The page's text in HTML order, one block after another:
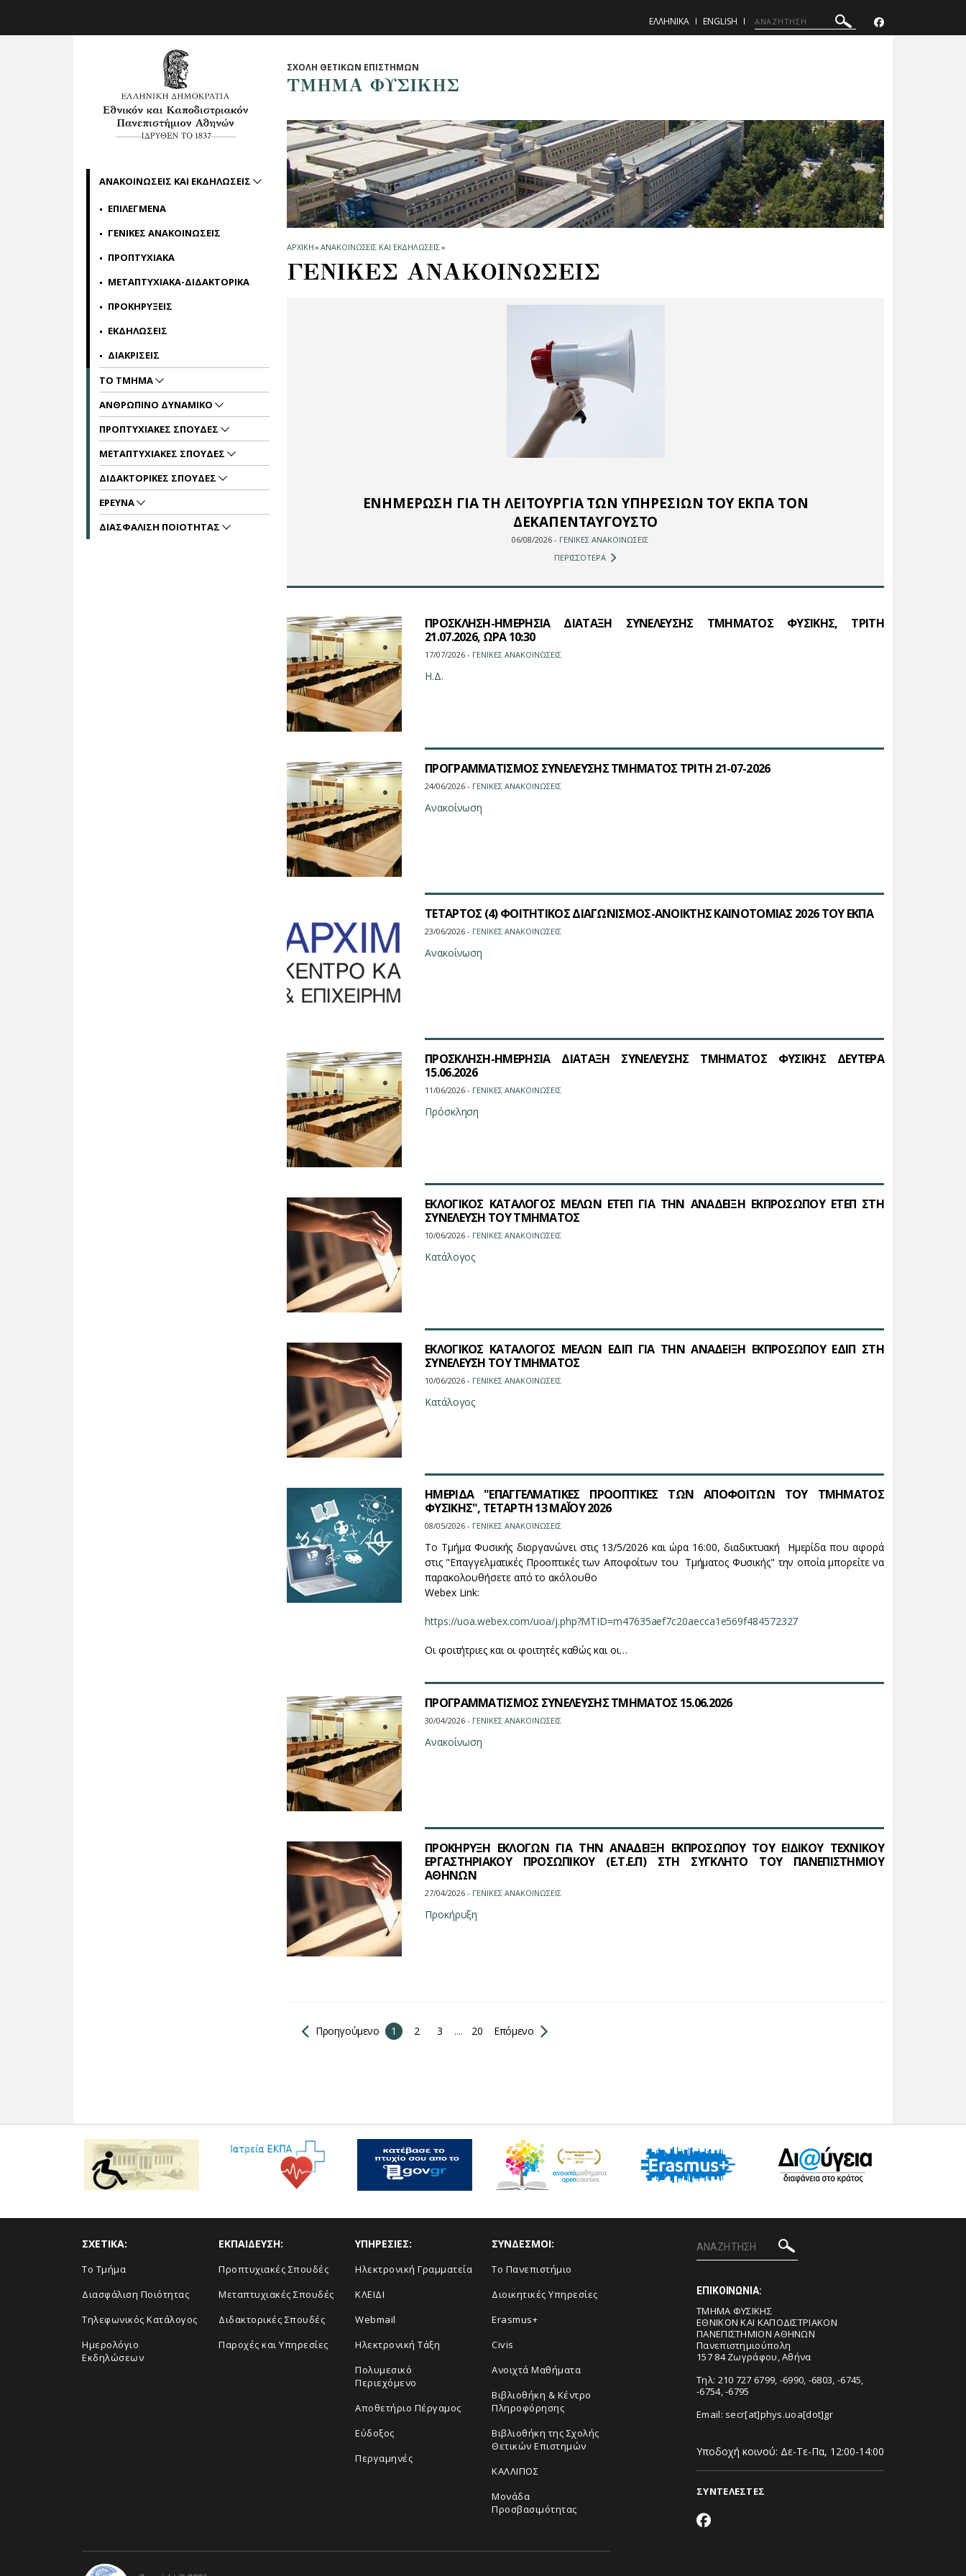
ΕΛΛΗΝΙΚΑ ENGLISH
ΣΧΟΛΗ ΘΕΤΙΚΩΝ ΕΠΙΣΤΗΜΩΝ
ΤΜΗΜΑ ΦΥΣΙΚΗΣ
ΑΡΧΙΚΗ» ΑΝΑΚΟΙΝΩΣΕΙΣ ΚΑΙ ΕΚΔΗΛΩΣΕΙΣ»
ΓΕΝΙΚΕΣ ΑΝΑΚΟΙΝΩΣΕΙΣ
ΕΝΗΜΕΡΩΣΗ ΓΙΑ ΤΗ ΛΕΙΤΟΥΡΓΙΑ ΤΩΝ ΥΠΗΡΕΣΙΩΝ ΤΟΥ ΕΚΠΑ ΤΟΝ
ΔΕΚΑΠΕΝΤΑΥΓΟΥΣΤΟ
06/08/2026 - ΓΕΝΙΚΕΣ ΑΝΑΚΟΙΝΩΣΕΙΣ
ΠΕΡΙΣΣΟΤΕΡΑ
ΠΡΟΣΚΛΗΣΗ-ΗΜΕΡΗΣΙΑ ΔΙΑΤΑΞΗ ΣΥΝΕΛΕΥΣΗΣ ΤΜΗΜΑΤΟΣ ΦΥΣΙΚΗΣ, ΤΡΙΤΗ
21.07.2026, ΩΡΑ 10:30
17/07/2026 - ΓΕΝΙΚΕΣ ΑΝΑΚΟΙΝΩΣΕΙΣ
Η.Δ.
ΠΡΟΓΡΑΜΜΑΤΙΣΜΟΣ ΣΥΝΕΛΕΥΣΗΣ ΤΜΗΜΑΤΟΣ ΤΡΙΤΗ 21-07-2026
24/06/2026 - ΓΕΝΙΚΕΣ ΑΝΑΚΟΙΝΩΣΕΙΣ
Ανακοίνωση
ΤΕΤΑΡΤΟΣ (4) ΦΟΙΤΗΤΙΚΟΣ ΔΙΑΓΩΝΙΣΜΟΣ-ΑΝΟΙΚΤΗΣ ΚΑΙΝΟΤΟΜΙΑΣ 2026 ΤΟΥ ΕΚΠΑ
23/06/2026 - ΓΕΝΙΚΕΣ ΑΝΑΚΟΙΝΩΣΕΙΣ
Ανακοίνωση
ΠΡΟΣΚΛΗΣΗ-ΗΜΕΡΗΣΙΑ ΔΙΑΤΑΞΗ ΣΥΝΕΛΕΥΣΗΣ ΤΜΗΜΑΤΟΣ ΦΥΣΙΚΗΣ ΔΕΥΤΕΡΑ
15.06.2026
11/06/2026 - ΓΕΝΙΚΕΣ ΑΝΑΚΟΙΝΩΣΕΙΣ
Πρόσκληση
ΕΚΛΟΓΙΚΟΣ ΚΑΤΑΛΟΓΟΣ ΜΕΛΩΝ ΕΤΕΠ ΓΙΑ ΤΗΝ ΑΝΑΔΕΙΞΗ ΕΚΠΡΟΣΩΠΟΥ ΕΤΕΠ ΣΤΗ
ΣΥΝΕΛΕΥΣΗ ΤΟΥ ΤΜΗΜΑΤΟΣ
10/06/2026 - ΓΕΝΙΚΕΣ ΑΝΑΚΟΙΝΩΣΕΙΣ
Κατάλογος
ΕΚΛΟΓΙΚΟΣ ΚΑΤΑΛΟΓΟΣ ΜΕΛΩΝ ΕΔΙΠ ΓΙΑ ΤΗΝ ΑΝΑΔΕΙΞΗ ΕΚΠΡΟΣΩΠΟΥ ΕΔΙΠ ΣΤΗ
ΣΥΝΕΛΕΥΣΗ ΤΟΥ ΤΜΗΜΑΤΟΣ
10/06/2026 - ΓΕΝΙΚΕΣ ΑΝΑΚΟΙΝΩΣΕΙΣ
Κατάλογος
ΗΜΕΡΙΔΑ "ΕΠΑΓΓΕΛΜΑΤΙΚΕΣ ΠΡΟΟΠΤΙΚΕΣ ΤΩΝ ΑΠΟΦΟΙΤΩΝ ΤΟΥ ΤΜΗΜΑΤΟΣ
ΦΥΣΙΚΗΣ", ΤΕΤΑΡΤΗ 13 ΜΑΪ́ΟΥ 2026
08/05/2026 - ΓΕΝΙΚΕΣ ΑΝΑΚΟΙΝΩΣΕΙΣ
Το Τμήμα Φυσικής διοργανώνει στις 13/5/2026 και ώρα 16:00, διαδικτυακή Ημερίδα που αφορά
στις "Επαγγελματικές Προοπτικές των Αποφοίτων του Τμήματος Φυσικής" την οποία μπορείτε να
παρακολουθήσετε από το ακόλουθο
Webex Link:
https://uoa.webex.com/uoa/j.php?MTID=m47635aef7c20aecca1e569f484572327
Οι φοιτήτριες και οι φοιτητές καθώς και οι…
ΠΡΟΓΡΑΜΜΑΤΙΣΜΟΣ ΣΥΝΕΛΕΥΣΗΣ ΤΜΗΜΑΤΟΣ 15.06.2026
30/04/2026 - ΓΕΝΙΚΕΣ ΑΝΑΚΟΙΝΩΣΕΙΣ
Ανακοίνωση
ΠΡΟΚΗΡΥΞΗ ΕΚΛΟΓΩΝ ΓΙΑ ΤΗΝ ΑΝΑΔΕΙΞΗ ΕΚΠΡΟΣΩΠΟΥ ΤΟΥ ΕΙΔΙΚΟΥ ΤΕΧΝΙΚΟΥ
ΕΡΓΑΣΤΗΡΙΑΚΟΥ ΠΡΟΣΩΠΙΚΟΥ (Ε.Τ.Ε.Π) ΣΤΗ ΣΥΓΚΛΗΤΟ ΤΟΥ ΠΑΝΕΠΙΣΤΗΜΙΟΥ
ΑΘΗΝΩΝ
27/04/2026 - ΓΕΝΙΚΕΣ ΑΝΑΚΟΙΝΩΣΕΙΣ
Προκήρυξη
Προηγούμενο 1 2 3 .... 20 Επόμενο
ΑΝΑΚΟΙΝΩΣΕΙΣ ΚΑΙ ΕΚΔΗΛΩΣΕΙΣ
ΕΠΙΛΕΓΜΕΝΑ
ΓΕΝΙΚΕΣ ΑΝΑΚΟΙΝΩΣΕΙΣ
ΠΡΟΠΤΥΧΙΑΚΑ
ΜΕΤΑΠΤΥΧΙΑΚΑ-ΔΙΔΑΚΤΟΡΙΚΑ
ΠΡΟΚΗΡΥΞΕΙΣ
ΕΚΔΗΛΩΣΕΙΣ
ΔΙΑΚΡΙΣΕΙΣ
ΤΟ ΤΜΗΜΑ
ΑΝΘΡΩΠΙΝΟ ΔΥΝΑΜΙΚΟ
ΠΡΟΠΤΥΧΙΑΚΕΣ ΣΠΟΥΔΕΣ
ΜΕΤΑΠΤΥΧΙΑΚΕΣ ΣΠΟΥΔΕΣ
ΔΙΔΑΚΤΟΡΙΚΕΣ ΣΠΟΥΔΕΣ
ΕΡΕΥΝΑ
ΔΙΑΣΦΑΛΙΣΗ ΠΟΙΟΤΗΤΑΣ
ΣΧΕΤΙΚΑ:
Το Τμήμα
Διασφάλιση Ποιότητας
Τηλεφωνικός Κατάλογος
Ημερολόγιο
Εκδηλώσεων
ΕΚΠΑΙΔΕΥΣΗ:
Προπτυχιακές Σπουδές
Μεταπτυχιακές Σπουδές
Διδακτορικές Σπουδές
Παροχές και Υπηρεσίες
ΥΠΗΡΕΣΙΕΣ:
Ηλεκτρονική Γραμματεία
ΚΛΕΙΔΙ
Webmail
Ηλεκτρονική Τάξη
Πολυμεσικό
Περιεχόμενο
Αποθετήριο Πέργαμος
Εύδοξος
Περγαμηνές
ΣΥΝΔΕΣΜΟΙ:
Το Πανεπιστήμιο
Διοικητικές Υπηρεσίες
Erasmus+
Civis
Ανοιχτά Μαθήματα
Βιβλιοθήκη & Κέντρο
Πληροφόρησης
Βιβλιοθήκη της Σχολής
Θετικών Επιστημών
ΚΑΛΛΙΠΟΣ
Μονάδα
Προσβασιμότητας
ΕΠΙΚΟΙΝΩΝΙΑ:
ΤΜΗΜΑ ΦΥΣΙΚΗΣ
ΕΘΝΙΚΟΝ ΚΑΙ ΚΑΠΟΔΙΣΤΡΙΑΚΟΝ
ΠΑΝΕΠΙΣΤΗΜΙΟΝ ΑΘΗΝΩΝ
Πανεπιστημιούπολη
157 84 Ζωγράφου, Αθήνα
Τηλ: 210 727 6799, -6990, -6803, -6745,
-6754, -6795
Email: secr[at]phys.uoa[dot]gr
Υποδοχή κοινού: Δε-Τε-Πα, 12:00-14:00
ΣΥΝΤΕΛΕΣΤΕΣ